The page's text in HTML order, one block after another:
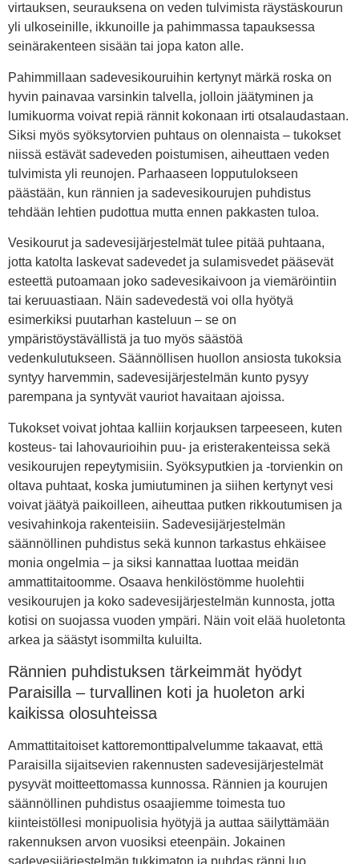
virtauksen, seurauksena on veden tulvimista räystäskourun
yli ulkoseinille, ikkunoille ja pahimmassa tapauksessa
seinärakenteen sisään tai jopa katon alle.
Pahimmillaan sadevesikouruihin kertynyt märkä roska on
hyvin painavaa varsinkin talvella, jolloin jäätyminen ja
lumikuorma voivat repiä rännit kokonaan irti otsalaudastaan.
Siksi myös syöksytorvien puhtaus on olennaista – tukokset
niissä estävät sadeveden poistumisen, aiheuttaen veden
tulvimista yli reunojen. Parhaaseen lopputulokseen
päästään, kun rännien ja sadevesikourujen puhdistus
tehdään lehtien pudottua mutta ennen pakkasten tuloa.
Vesikourut ja sadevesijärjestelmät tulee pitää puhtaana,
jotta katolta laskevat sadevedet ja sulamisvedet pääsevät
esteettä putoamaan joko sadevesikaivoon ja viemäröintiin
tai keruuastiaan. Näin sadevedestä voi olla hyötyä
esimerkiksi puutarhan kasteluun – se on
ympäristöystävällistä ja tuo myös säästöä
vedenkulutukseen. Säännöllisen huollon ansiosta tukoksia
syntyy harvemmin, sadevesijärjestelmän kunto pysyy
parempana ja syntyvät vauriot havaitaan ajoissa.
Tukokset voivat johtaa kalliin korjauksen tarpeeseen, kuten
kosteus- tai lahovaurioihin puu- ja eristerakenteissa sekä
vesikourujen repeytymisiin. Syöksyputkien ja -torvienkin on
oltava puhtaat, koska jumiutuminen ja siihen kertynyt vesi
voivat jäätyä paikoilleen, aiheuttaa putken rikkoutumisen ja
vesivahinkoja rakenteisiin. Sadevesijärjestelmän
säännöllinen puhdistus sekä kunnon tarkastus ehkäisee
monia ongelmia – ja siksi kannattaa luottaa meidän
ammattitaitoomme. Osaava henkilöstömme huolehtii
vesikourujen ja koko sadevesijärjestelmän kunnosta, jotta
kotisi on suojassa vuoden ympäri. Näin voit elää huoletonta
arkea ja säästyt isommilta kuluilta.
Rännien puhdistuksen tärkeimmät hyödyt
Paraisilla – turvallinen koti ja huoleton arki
kaikissa olosuhteissa
Ammattitaitoiset kattoremonttipalvelumme takaavat, että
Paraisilla sijaitsevien rakennusten sadevesijärjestelmät
pysyvät moitteettomassa kunnossa. Rännien ja kourujen
säännöllinen puhdistus osaajiemme toimesta tuo
kiinteistöllesi monipuolisia hyötyjä ja auttaa säilyttämään
rakennuksen arvon vuosiksi eteenpäin. Jokainen
sadevesijärjestelmän tukkimaton ja puhdas ränni luo